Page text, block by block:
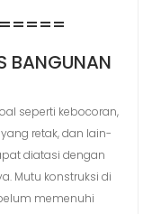
BANGUNAN
seperti kebocoran,
retak, dan lain-
diatasi dengan
Mutu konstruksi di
memenuhi